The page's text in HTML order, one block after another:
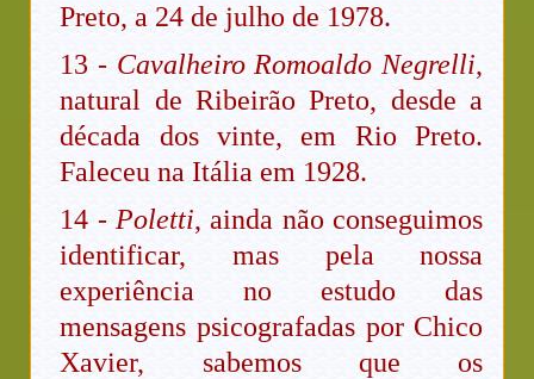
Preto, a 24 de julho de 1978.
13 - Cavalheiro Romoaldo Negrelli,
natural de Ribeirão Preto, desde a
década dos vinte, em Rio Preto.
Faleceu na Itália em 1928.
14 - Poletti, ainda não conseguimos
identificar, mas pela nossa
experiência no estudo das
mensagens psicografadas por Chico
Xavier, sabemos que os